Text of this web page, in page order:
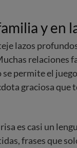
y en
lazos
relaciones
se permite el
graciosa que
es casi un
frases que